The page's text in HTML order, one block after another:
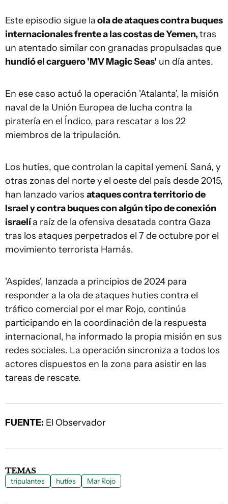
Este episodio sigue laola de ataques contra buques
internacionales frente a las costas de Yemen,tras
un atentado similar con granadas propulsadas que
hundió el carguero 'MV Magic Seas' un día antes.
En ese caso actuó la operación 'Atalanta', la misión
naval de la Unión Europea de lucha contra la
piratería en el Índico, para rescatar a los 22
miembros de la tripulación.
Los hutíes, que controlan la capital yemení, Saná, y
otras zonas del norte y el oeste del país desde 2015,
han lanzado varios ataques contra territorio de
Israel y contra buques con algún tipo de conexión
israelía raíz de la ofensiva desatada contra Gaza
tras los ataques perpetrados el 7 de octubre por el
movimiento terrorista Hamás.
'Aspides', lanzada a principios de 2024 para
responder a la ola de ataques huties contra el
tráfico comercial por el mar Rojo, continúa
participando en la coordinación de la respuesta
internacional, ha informado la propia misión en sus
redes sociales. La operación sincroniza a todos los
actores dispuestos en la zona para asistir en las
tareas de rescate.
FUENTE: El Observador
TEMAS
tripulantes hutíes Mar Rojo